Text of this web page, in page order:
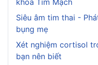
Siêu âm tim thai -
bụng mẹ
Xét nghiệm cortisol
bạn nên biết